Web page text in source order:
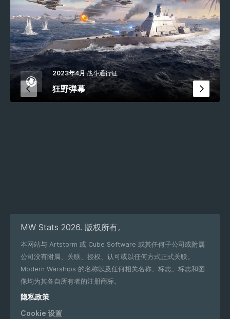
2023年4月 战斗通行证
狂野弹幕
MW Stats 2026. 版权所有。
本网站与 Artstorm 或 Cube Software 或其任何子公司或附属
公司没有附属、关联、授权、认可或以任何方式正式关联。
Modern Warships 的名称以及任何相关名称、标志、标志和图
像均为其各自所有者的注册商标。
隐私政策
Cookie 设置